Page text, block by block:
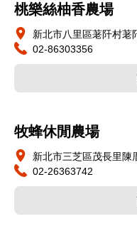
桃樂絲柚香農場
新北市八里區荖阡村荖
02-86303356
牧蜂休閒農場
新北市三芝區茂長里陳
02-26363742